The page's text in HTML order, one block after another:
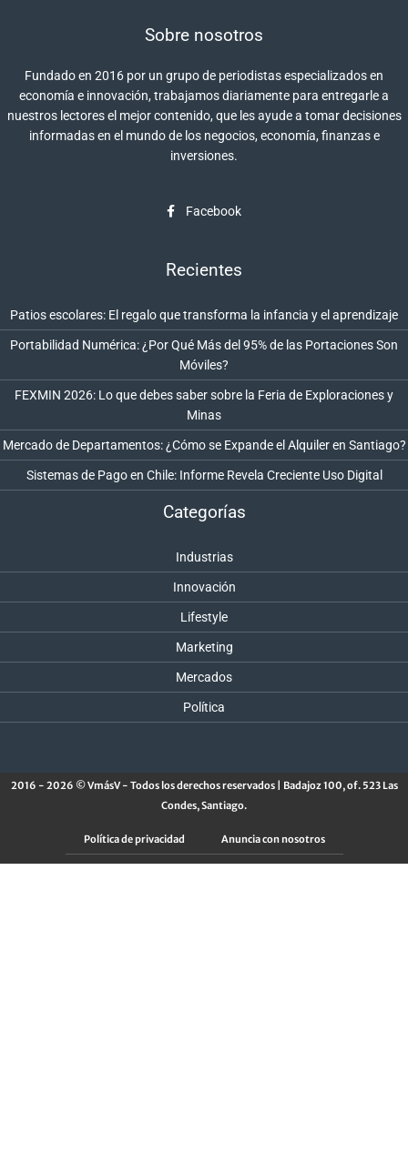
Sobre nosotros
Fundado en 2016 por un grupo de periodistas especializados en
economía e innovación, trabajamos diariamente para entregarle a
nuestros lectores el mejor contenido, que les ayude a tomar decisiones
informadas en el mundo de los negocios, economía, finanzas e
inversiones.
Facebook
Recientes
Patios escolares: El regalo que transforma la infancia y el aprendizaje
Portabilidad Numérica: ¿Por Qué Más del 95% de las Portaciones Son
Móviles?
FEXMIN 2026: Lo que debes saber sobre la Feria de Exploraciones y
Minas
Mercado de Departamentos: ¿Cómo se Expande el Alquiler en Santiago?
Sistemas de Pago en Chile: Informe Revela Creciente Uso Digital
Categorías
Industrias
Innovación
Lifestyle
Marketing
Mercados
Política
2016 - 2026 © VmásV - Todos los derechos reservados | Badajoz 100, of. 523 Las
Condes, Santiago.
Política de privacidad Anuncia con nosotros